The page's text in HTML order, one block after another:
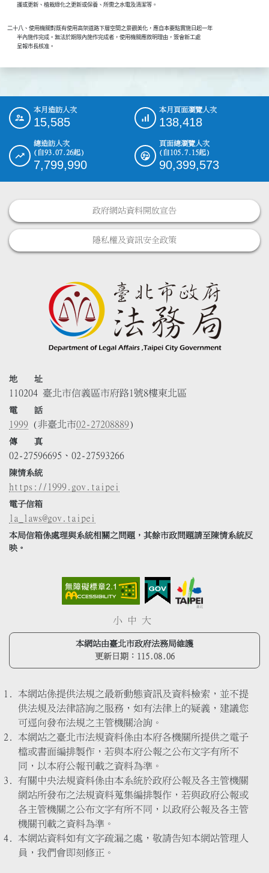
    二十八、使用機關對既有使用高架道路下層空間之景觀美化，應自本要點實施日起一年
            半內施作完成。無法於期限內施作完成者，使用機關應敘明理由，簽會新工處
::: 本月造訪人次
15,585
本月頁面瀏覽人次
138,418
總造訪人次
(自93.07.26起)
7,799,990
頁面總瀏覽人次
(自105.7.15起)
90,399,573
政府網站資料開放宣告
隱私權及資訊安全政策
地 址
110204 臺北市信義區市府路1號8樓東北區
電 話
1999 (非臺北市02-27208889)
傳 真
02-27596695、02-27593266
陳情系統
https://1999.gov.taipei
電子信箱
la_laws@gov.taipei
本局信箱係處理與系統相關之問題，其餘市政問題請至陳情系統反
映。
小 中 大
本網站由臺北市政府法務局維護
更新日期： 115.08.06
本網站係提供法規之最新動態資訊及資料檢索，並不提
供法規及法律諮詢之服務，如有法律上的疑義，建議您
可逕向發布法規之主管機關洽詢。
本網站之臺北市法規資料係由本府各機關所提供之電子
檔或書面編排製作，若與本府公報之公布文字有所不
同，以本府公報刊載之資料為準。
有關中央法規資料係由本系統於政府公報及各主管機關
網站所發布之法規資料蒐集編排製作，若與政府公報或
各主管機關之公布文字有所不同，以政府公報及各主管
機關刊載之資料為準。
本網站資料如有文字疏漏之處，敬請告知本網站管理人
員，我們會即刻修正。